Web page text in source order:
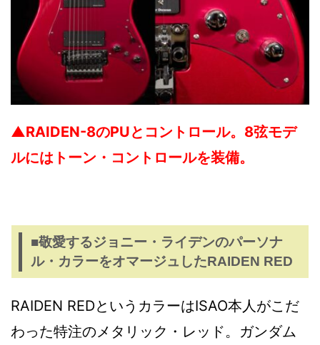
▲RAIDEN-8のPUとコントロール。8弦モデ
ルにはトーン・コントロールを装備。
■敬愛するジョニー・ライデンのパーソナ
ル・カラーをオマージュしたRAIDEN RED
RAIDEN REDというカラーはISAO本人がこだ
わった特注のメタリック・レッド。ガンダム